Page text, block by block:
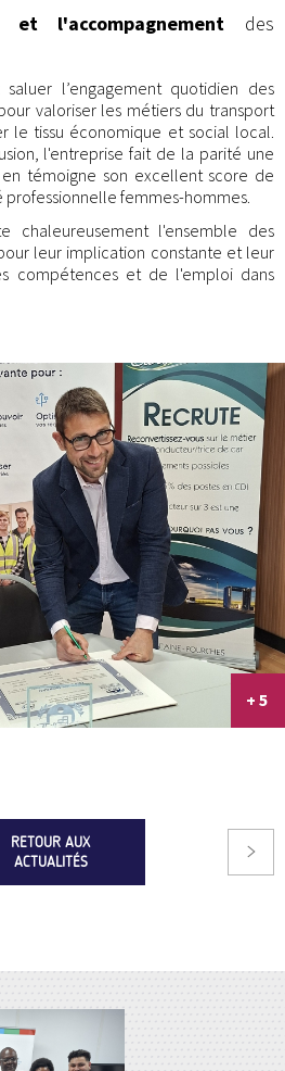
l'accompagnement des
l’engagement quotidien des
valoriser les métiers du transport
le tissu économique et social local.
l'entreprise fait de la parité une
témoigne son excellent score de
femmes-hommes.
chaleureusement l'ensemble des
leur implication constante et leur
compétences et de l'emploi dans
+ 5
RETOUR AUX
ACTUALITÉS